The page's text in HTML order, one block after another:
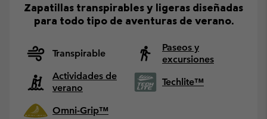
Zapatillas transpirables y ligeras diseñadas
para todo tipo de aventuras de verano.
Transpirable
Paseos y
excursiones
Actividades de
verano
Techlite™
Omni-Grip™